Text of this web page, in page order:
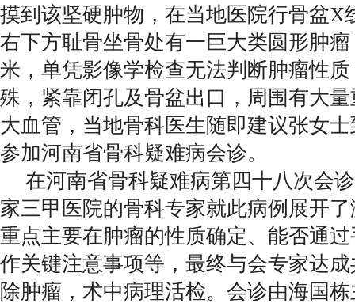
摸到该坚硬肿物，在当地医院行骨盆X
右下方耻骨坐骨处有一巨大类圆形肿
米，单凭影像学检查无法判断肿瘤性
殊，紧靠闭孔及骨盆出口，周围有大
大血管，当地骨科医生随即建议张女
参加河南省骨科疑难病会诊。
在河南省骨科疑难病第四十八次会
家三甲医院的骨科专家就此病例展开
重点主要在肿瘤的性质确定、能否通
作关键注意事项等，最终与会专家达
除肿瘤，术中病理活检。会诊由海国